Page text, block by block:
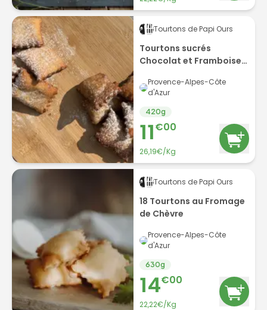
Tourtons de Papi Ours
Tourtons sucrés
Chocolat et Framboise
Provence-Alpes-Côte
d'Azur
420g
11€00
26,19€/Kg
Tourtons de Papi Ours
18 Tourtons au Fromage
de Chèvre
Provence-Alpes-Côte
d'Azur
630g
14€00
22,22€/Kg